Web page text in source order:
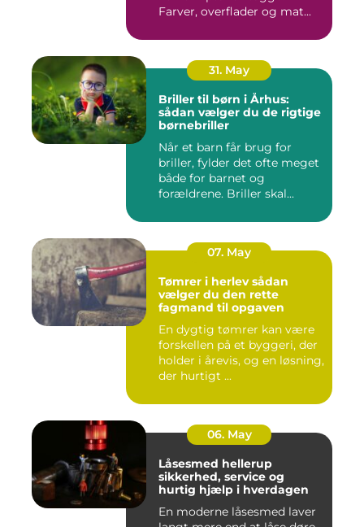
Farver, overflader og mat...
31. May
Briller til børn i Århus:
sådan vælger du de rigtige
børnebriller
Når et barn får brug for
briller, fylder det ofte meget
både for barnet og
forældrene. Briller skal...
07. May
Tømrer i herlev sådan
vælger du den rette
fagmand til opgaven
En dygtig tømrer kan være
forskellen på et byggeri, der
holder i årevis, og en løsning,
der hurtigt ...
06. May
Låsesmed hellerup
sikkerhed, service og
hurtig hjælp i hverdagen
En moderne låsesmed laver